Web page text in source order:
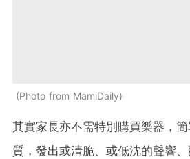
Photo from MamiDaily
其實家長亦不需特別購買樂器，
質，發出或清脆、或低沈的聲響